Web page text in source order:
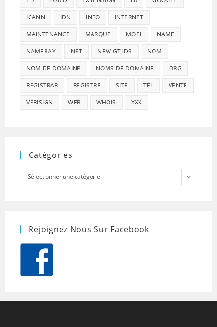
ICANN IDN INFO INTERNET
MAINTENANCE MARQUE MOBI NAME
NAMEBAY NET NEW GTLDS NOM
NOM DE DOMAINE NOMS DE DOMAINE ORG
REGISTRAR REGISTRE SITE TEL VENTE
VERISIGN WEB WHOIS XXX
Catégories
Catégories
Sélectionner une catégorie
Rejoignez Nous Sur Facebook